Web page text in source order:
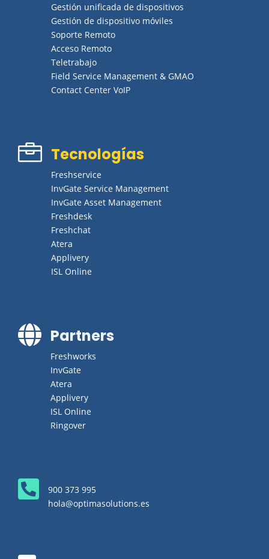
Gestión unificada de dispositivos
Gestión de dispositivo móviles
Soporte Remoto
Acceso Remoto
Teletrabajo
Field Service Management & GMAO
Contact Center VoIP
 Tecnologías
Freshservice
InvGate Service Management
InvGate Asset Management
Freshdesk
Freshchat
Atera
Applivery
ISL Online
 Partners
Freshworks
InvGate
Atera
Applivery
ISL Online
Ringover

900 373 995
hola@optimasolutions.es